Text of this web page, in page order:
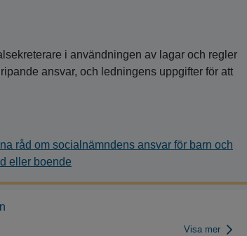
i användningen av lagar och regler
ansvar, och ledningens uppgifter för att
råd om socialnämndens ansvar för barn och
eller boende
Visa mer